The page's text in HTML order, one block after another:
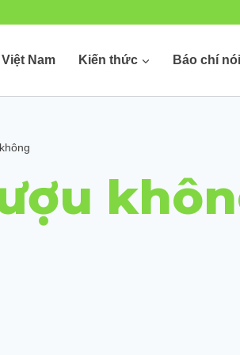
Nam Kiến thức Báo chí